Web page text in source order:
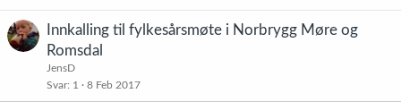
Innkalling til fylkesårsmøte i Norbrygg Møre og
Romsdal
JensD
Svar 1 8 Feb 2017